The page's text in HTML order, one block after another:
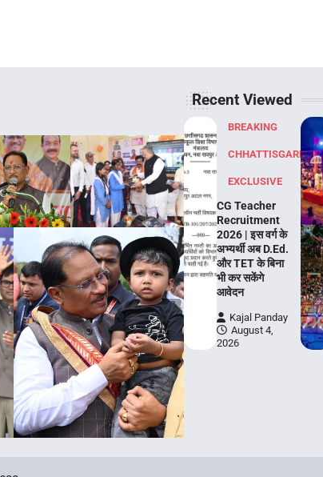
Recent Viewed
BREAKING
CHHATTISGARH
EXCLUSIVE
CG Teacher
Recruitment
2026 | इस वर्ग के
अभ्यर्थी अब D.Ed.
और TET के बिना
भी कर सकेंगे
आवेदन
Kajal Panday
August 4,
2026